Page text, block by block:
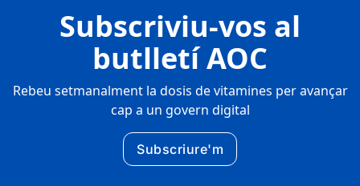
Subscriviu-vos al
butlletí AOC
Rebeu setmanalment la dosis de vitamines per avançar
cap a un govern digital
Subscriure'm